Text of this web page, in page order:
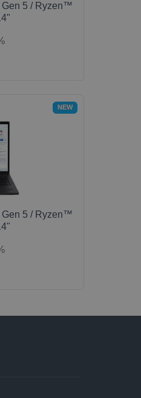
5 / Ryzen™
NEW
5 / Ryzen™